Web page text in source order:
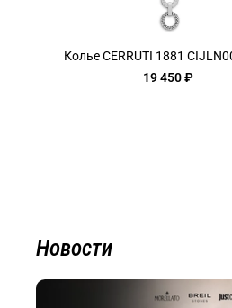
Колье CERRUTI 1881
19 450 ₽
Новости